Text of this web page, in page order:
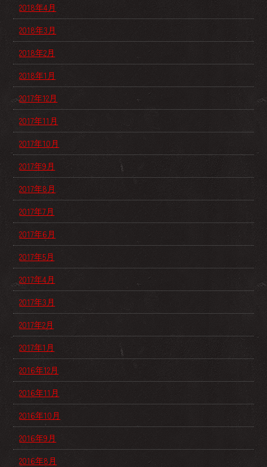
2018年4月
2018年3月
2018年2月
2018年1月
2017年12月
2017年11月
2017年10月
2017年9月
2017年8月
2017年7月
2017年6月
2017年5月
2017年4月
2017年3月
2017年2月
2017年1月
2016年12月
2016年11月
2016年10月
2016年9月
2016年8月